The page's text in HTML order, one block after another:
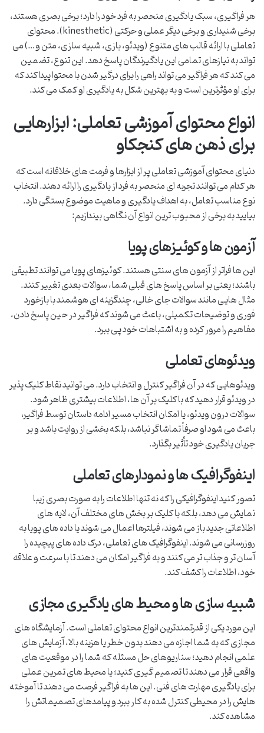
هر فراگیری، سبک یادگیری منحصر به فرد خود را دارد؛ برخی بصری هستند،
برخی شنیداری و برخی دیگر عملی و حرکتی (kinesthetic). محتوای
تعاملی با ارائه قالب های متنوع (ویدئو، بازی، شبیه سازی، متن و…) می
تواند به نیازهای تمامی این یادگیرندگان پاسخ دهد. این تنوع، تضمین
می کند که هر فراگیر می تواند راهی را برای درگیر شدن با محتوا پیدا کند که
برای او مؤثرترین است و به بهترین شکل به یادگیری او کمک می کند.
انواع محتوای آموزشی تعاملی: ابزارهایی
برای ذهن های کنجکاو
دنیای محتوای آموزشی تعاملی پر از ابزارها و فرمت های خلاقانه است که
هر کدام می توانند تجربه ای منحصر به فرد از یادگیری را ارائه دهند. انتخاب
نوع مناسب تعامل، به اهداف یادگیری و ماهیت موضوع بستگی دارد.
بیایید به برخی از محبوب ترین انواع آن نگاهی بیندازیم:
آزمون ها و کوئیزهای پویا
این ها فراتر از آزمون های سنتی هستند. کوئیزهای پویا می توانند تطبیقی
باشند؛ یعنی بر اساس پاسخ های قبلی شما، سوالات بعدی تغییر کنند.
مثال هایی مانند سوالات جای خالی، چندگزینه ای هوشمند با بازخورد
فوری و توضیحات تکمیلی، باعث می شوند که فراگیر در حین پاسخ دادن،
مفاهیم را مرور کرده و به اشتباهات خود پی ببرد.
ویدئوهای تعاملی
ویدئوهایی که در آن فراگیر کنترل و انتخاب دارد. می توانید نقاط کلیک پذیر
در ویدئو قرار دهید که با کلیک بر آن ها، اطلاعات بیشتری ظاهر شود.
سوالات درون ویدئو، یا امکان انتخاب مسیر ادامه داستان توسط فراگیر،
باعث می شود او صرفاً تماشاگر نباشد، بلکه بخشی از روایت باشد و بر
جریان یادگیری خود تأثیر بگذارد.
اینفوگرافیک ها و نمودارهای تعاملی
تصور کنید اینفوگرافیکی را که نه تنها اطلاعات را به صورت بصری زیبا
نمایش می دهد، بلکه با کلیک بر بخش های مختلف آن، لایه های
اطلاعاتی جدید باز می شوند، فیلترها اعمال می شوند یا داده های پویا به
روزرسانی می شوند. اینفوگرافیک های تعاملی، درک داده های پیچیده را
آسان تر و جذاب تر می کنند و به فراگیر امکان می دهند تا با سرعت و علاقه
خود، اطلاعات را کشف کند.
شبیه سازی ها و محیط های یادگیری مجازی
این مورد یکی از قدرتمندترین انواع محتوای تعاملی است. آزمایشگاه های
مجازی که به شما اجازه می دهند بدون خطر یا هزینه بالا، آزمایش های
علمی انجام دهید؛ سناریوهای حل مسئله که شما را در موقعیت های
واقعی قرار می دهند تا تصمیم گیری کنید؛ یا محیط های تمرین عملی
برای یادگیری مهارت های فنی. این ها به فراگیر فرصت می دهند تا آموخته
هایش را در محیطی کنترل شده به کار ببرد و پیامدهای تصمیماتش را
مشاهده کند.